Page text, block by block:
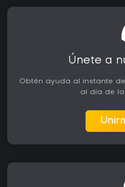
Únete a
Obtén ayuda al instante
al día de